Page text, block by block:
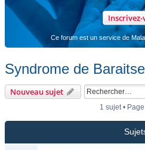
Inscrivez-
Ce forum est un service de
Syndrome de
Nouveau sujet
1 sujet • Page